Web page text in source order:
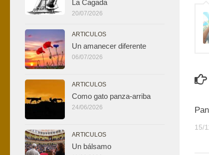
15/
La Cagada
20/07/2026
ARTICULOS
Un amanecer diferente
06/07/2026
ARTICULOS
Como gato panza-arriba
24/06/2026
ARTICULOS
Un bálsamo